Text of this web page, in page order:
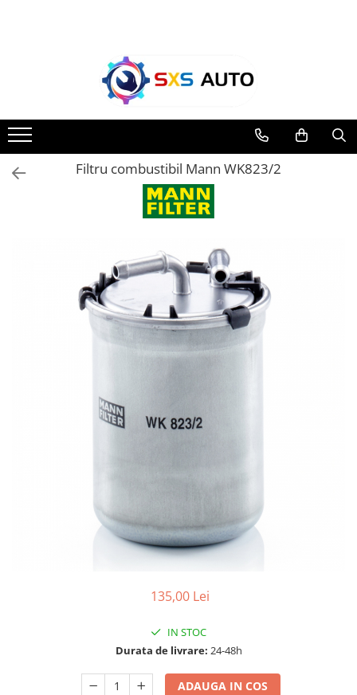
Ulei Motor Original și Aftermarket
- 0W20, 5W30, 5W40 - SXS Auto
0W16
0W20
Vaselina si Lubrifianti Auto
Filtru combustibil Mann WK823/2
135,00 Lei
IN STOC
Durata de livrare: 24-48h
ADAUGA IN COS